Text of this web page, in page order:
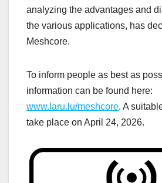
analyzing the advantages and
the various applications, has
Meshcore.
To inform people as best as
information can be found here:
www.laru.lu/meshcore. A
take place on April 24, 2026.